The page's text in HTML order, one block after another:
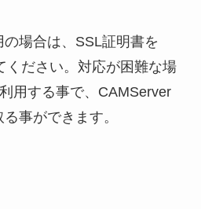
場合は、SSL証明書を
ください。対応が困難な場
用する事で、CAMServer
事ができます。